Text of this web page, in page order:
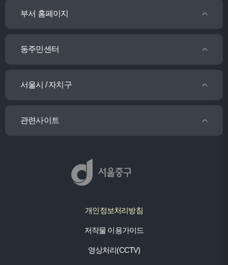
부서 홈페이지
동주민센터
서울시 / 자치구
관련사이트
개인정보처리방침
저작물 이용가이드
영상처리(CCTV)